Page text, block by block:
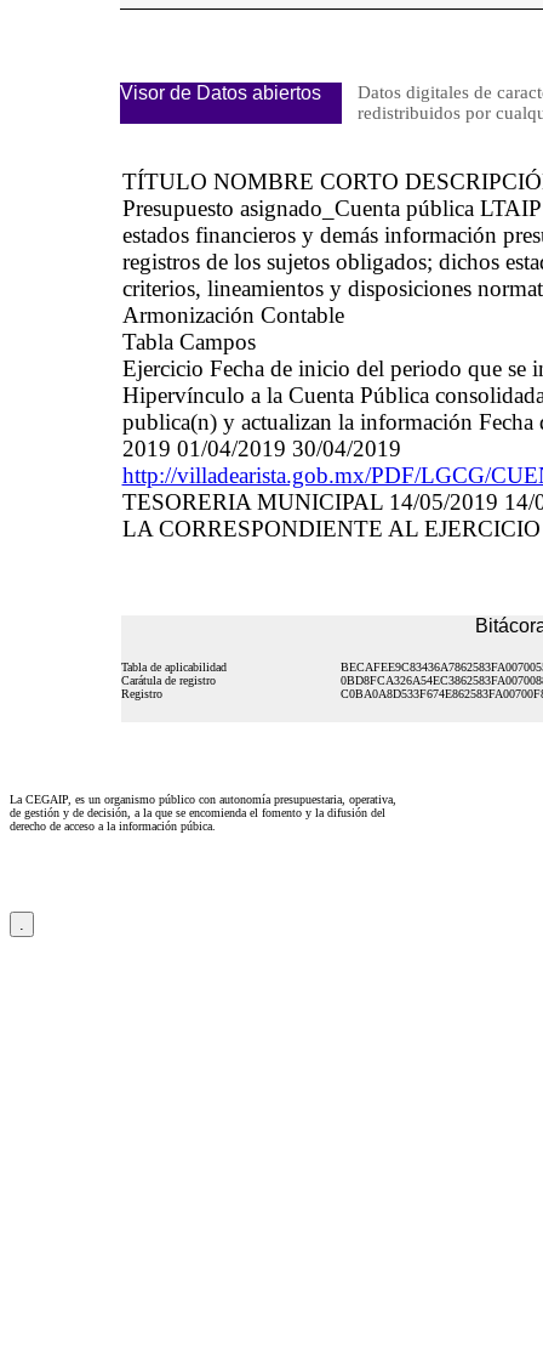
Visor de Datos abiertos
Datos digitales de
redistribuidos por
TÍTULO NOMBRE CORTO
Presupuesto asignado_Cuenta pública
estados financieros y demás información
registros de los sujetos obligados; dichos
criterios, lineamientos y disposiciones
Armonización Contable
Tabla Campos
Ejercicio Fecha de inicio del periodo que se
Hipervínculo a la Cuenta Pública
publica(n) y actualizan la información
2019 01/04/2019 30/04/2019
http://villadearista.gob.mx/PDF/LGCG/
TESORERIA MUNICIPAL 14/05/2019
LA CORRESPONDIENTE AL
Tabla de aplicabilidad
Carátula de registro
Registro
La CEGAIP, es un organismo público con autonomía presupuestaria, operativa,
de gestión y de decisión, a la que se encomienda el fomento y la difusión del
derecho de acceso a la información púbica.